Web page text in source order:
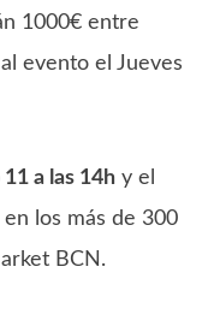
1000€ entre
evento el Jueves
a las 14h y el
los más de 300
BCN.